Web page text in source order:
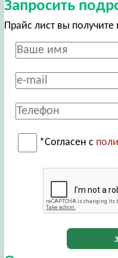
Запросить
Прайс лист вы
*Согласен с